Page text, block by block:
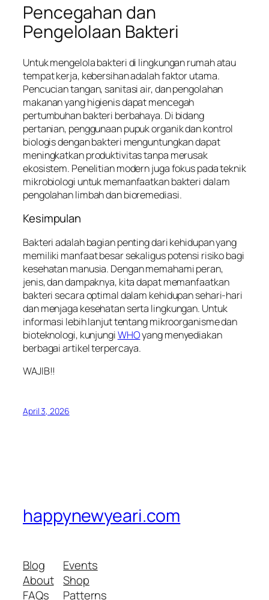
Pencegahan dan
Pengelolaan Bakteri
Untuk mengelola bakteri di lingkungan rumah atau
tempat kerja, kebersihan adalah faktor utama.
Pencucian tangan, sanitasi air, dan pengolahan
makanan yang higienis dapat mencegah
pertumbuhan bakteri berbahaya. Di bidang
pertanian, penggunaan pupuk organik dan kontrol
biologis dengan bakteri menguntungkan dapat
meningkatkan produktivitas tanpa merusak
ekosistem. Penelitian modern juga fokus pada teknik
mikrobiologi untuk memanfaatkan bakteri dalam
pengolahan limbah dan bioremediasi.
Kesimpulan
Bakteri adalah bagian penting dari kehidupan yang
memiliki manfaat besar sekaligus potensi risiko bagi
kesehatan manusia. Dengan memahami peran,
jenis, dan dampaknya, kita dapat memanfaatkan
bakteri secara optimal dalam kehidupan sehari-hari
dan menjaga kesehatan serta lingkungan. Untuk
informasi lebih lanjut tentang mikroorganisme dan
bioteknologi, kunjungiWHOyang menyediakan
berbagai artikel terpercaya.
WAJIB!!
April 3, 2026
happynewyeari.com
Blog
About
FAQs
Events
Shop
Patterns